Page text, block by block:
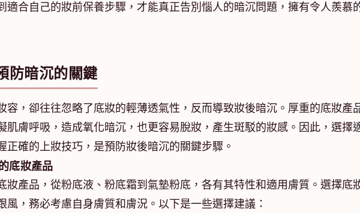
適合自己的妝前保養步驟，才能真正告別惱人的暗沉問題，擁有令人羨慕
防暗沉的關鍵
容，卻往往忽略了底妝的輕薄透氣性，反而導致妝後暗沉。厚重的底妝產
肌膚呼吸，造成氧化暗沉，也更容易脫妝，產生斑駁的妝感。因此，選擇
正確的上妝技巧，是預防妝後暗沉的關鍵步驟。
底妝產品
妝產品，從粉底液、粉底霜到氣墊粉底，各有其特性和適用膚質。選擇底
風，務必考慮自身膚質和膚況。以下是一些選擇建議：